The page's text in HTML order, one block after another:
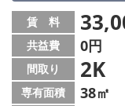
会社概要
メールでお問い合わ
賃 料
共益費 0円
間取り 2K
専有面積 38㎡